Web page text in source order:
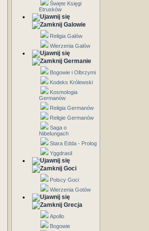
Święte Księgi
Etrusków
Galowie
Religia Galów
Wierzenia Galów
Germanie
Bogowie i Olbrzymi
Kodeks Królewski
Kosmologia
Germanów
Religia Germanów
Religie Germanów
Saga o
Nibelungach
Stara Edda - Prolog
Yggdrasil
Goci
Polscy Goci
Wierzenia Gotów
Grecja
Apollo
Bogowie